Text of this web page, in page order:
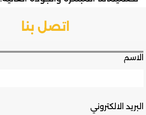
اتصل بنا
الاسم
البريد الالكتروني